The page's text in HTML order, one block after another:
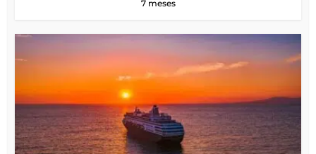
7 meses